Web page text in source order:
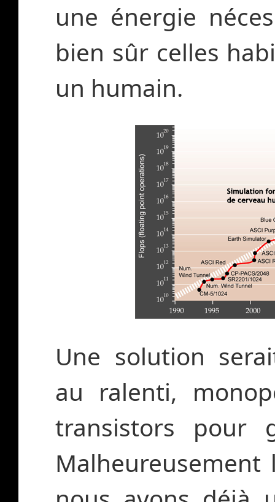
une énergie
bien sûr celles
un humain.
Une solution
au ralenti,
transistors pour